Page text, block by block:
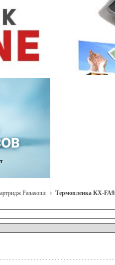
Panasonic
Термопленка KX-